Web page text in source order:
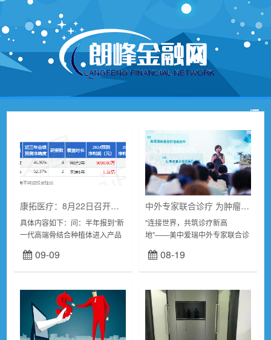
康拓医疗：8月22日召开业绩说明会
具体内容如下：问：半年报到“新
一代高端骨结合种植体进入产品
成产品注册工作。新一代高端骨
结合种植体的获批上市，将极大
09-09
中外专家联合诊疗 为肿瘤患者开启多元化选择
"连接世界，共筑诊疗新高
地"——美中爱瑞中外专家联合诊
肿瘤医院正式启动。此次中心的
正式启动，将为更多患者带来更
08-19